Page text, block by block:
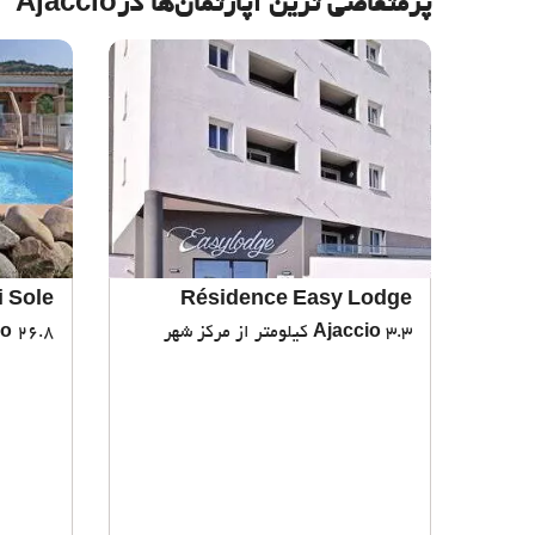
پرمتقاضی ترین آپارتمان‌‌ها درAjaccio
Résidence Easy Lodge
Ajaccio 3.3 کیلومتر از مرکز شهر
Sole
26.8 کیلومتر از مرکز شهر